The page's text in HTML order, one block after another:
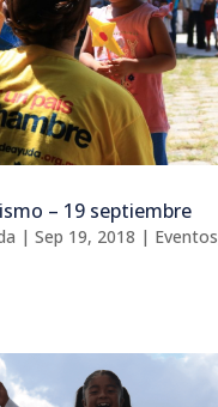
– 19 septiembre
| Sep 19, 2018 | Eventos